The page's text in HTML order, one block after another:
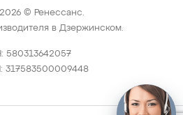
© Ренессанс.
в Дзержинском.
580313642057
317583500009448